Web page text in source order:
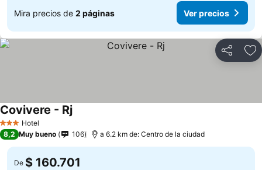
Mira precios de 2 páginas Ver precios
Compartir
3 Estrellas
Hotel
Covivere - Rj
8,2 Muy bueno 106 a 6.2 km de: Centro de la ciudad
De $ 160.701